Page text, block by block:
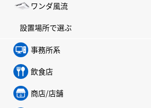
ワンダ風流
設置場所で選ぶ
事務所系
飲食店
商店/店舗